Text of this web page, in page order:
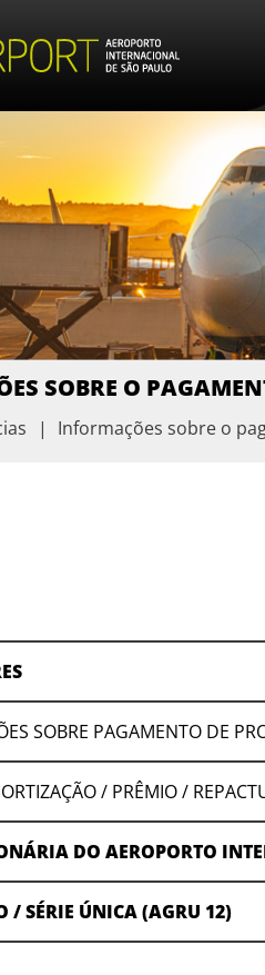
SOBRE O
| Informações sobre o
SOBRE PAGAMENTO DE
/ PRÊMIO /
DO AEROPORTO
/ SÉRIE ÚNICA (AGRU 12)